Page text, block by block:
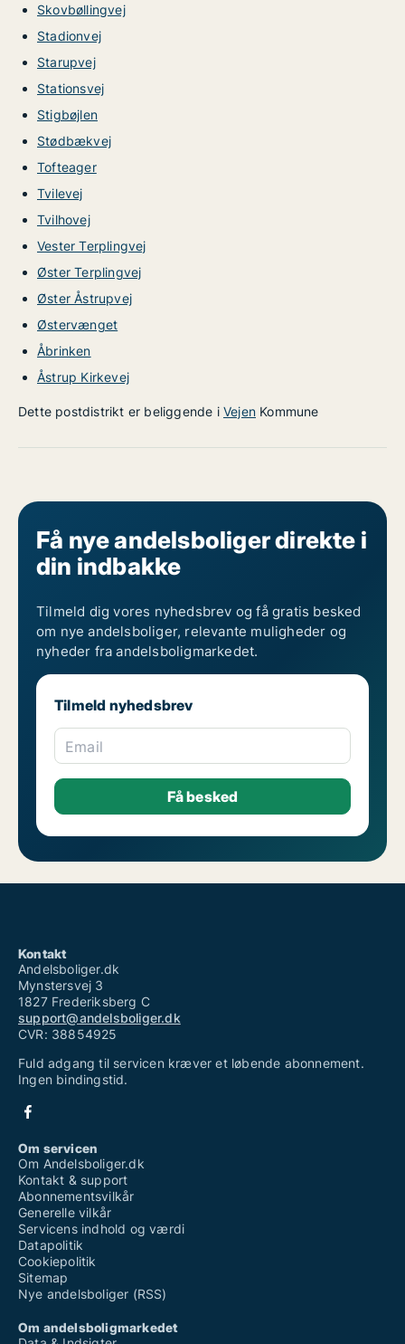
Skovbøllingvej
Stadionvej
Starupvej
Stationsvej
Stigbøjlen
Stødbækvej
Tofteager
Tvilevej
Tvilhovej
Vester Terplingvej
Øster Terplingvej
Øster Åstrupvej
Østervænget
Åbrinken
Åstrup Kirkevej
Dette postdistrikt er beliggende i Vejen Kommune
Få nye andelsboliger direkte i
din indbakke
Tilmeld dig vores nyhedsbrev og få gratis besked
om nye andelsboliger, relevante muligheder og
nyheder fra andelsboligmarkedet.
Tilmeld nyhedsbrev
Email
Kontakt
Andelsboliger.dk
Mynstersvej 3
1827 Frederiksberg C
support@andelsboliger.dk
CVR: 38854925
Fuld adgang til servicen kræver et løbende abonnement.
Ingen bindingstid.
Om servicen
Om Andelsboliger.dk
Kontakt & support
Abonnementsvilkår
Generelle vilkår
Servicens indhold og værdi
Datapolitik
Cookiepolitik
Sitemap
Nye andelsboliger (RSS)
Om andelsboligmarkedet